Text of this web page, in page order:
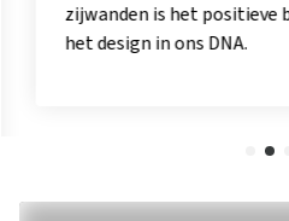
zijwanden is het positieve
het design in ons DNA.